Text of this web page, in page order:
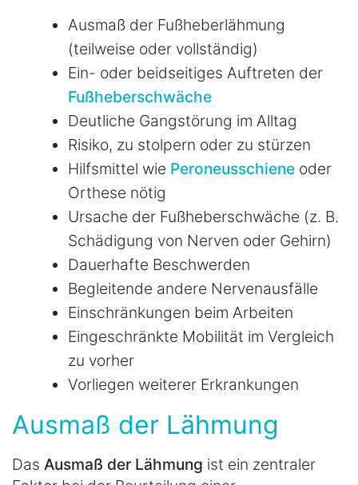
Ausmaß der Fußheberlähmung
(teilweise oder vollständig)
Ein- oder beidseitiges Auftreten der
Fußheberschwäche
Deutliche Gangstörung im Alltag
Risiko, zu stolpern oder zu stürzen
Hilfsmittel wie Peroneusschiene oder
Orthese nötig
Ursache der Fußheberschwäche (z. B.
Schädigung von Nerven oder Gehirn)
Dauerhafte Beschwerden
Begleitende andere Nervenausfälle
Einschränkungen beim Arbeiten
Eingeschränkte Mobilität im Vergleich
zu vorher
Vorliegen weiterer Erkrankungen
Ausmaß der Lähmung
Das Ausmaß der Lähmung ist ein zentraler